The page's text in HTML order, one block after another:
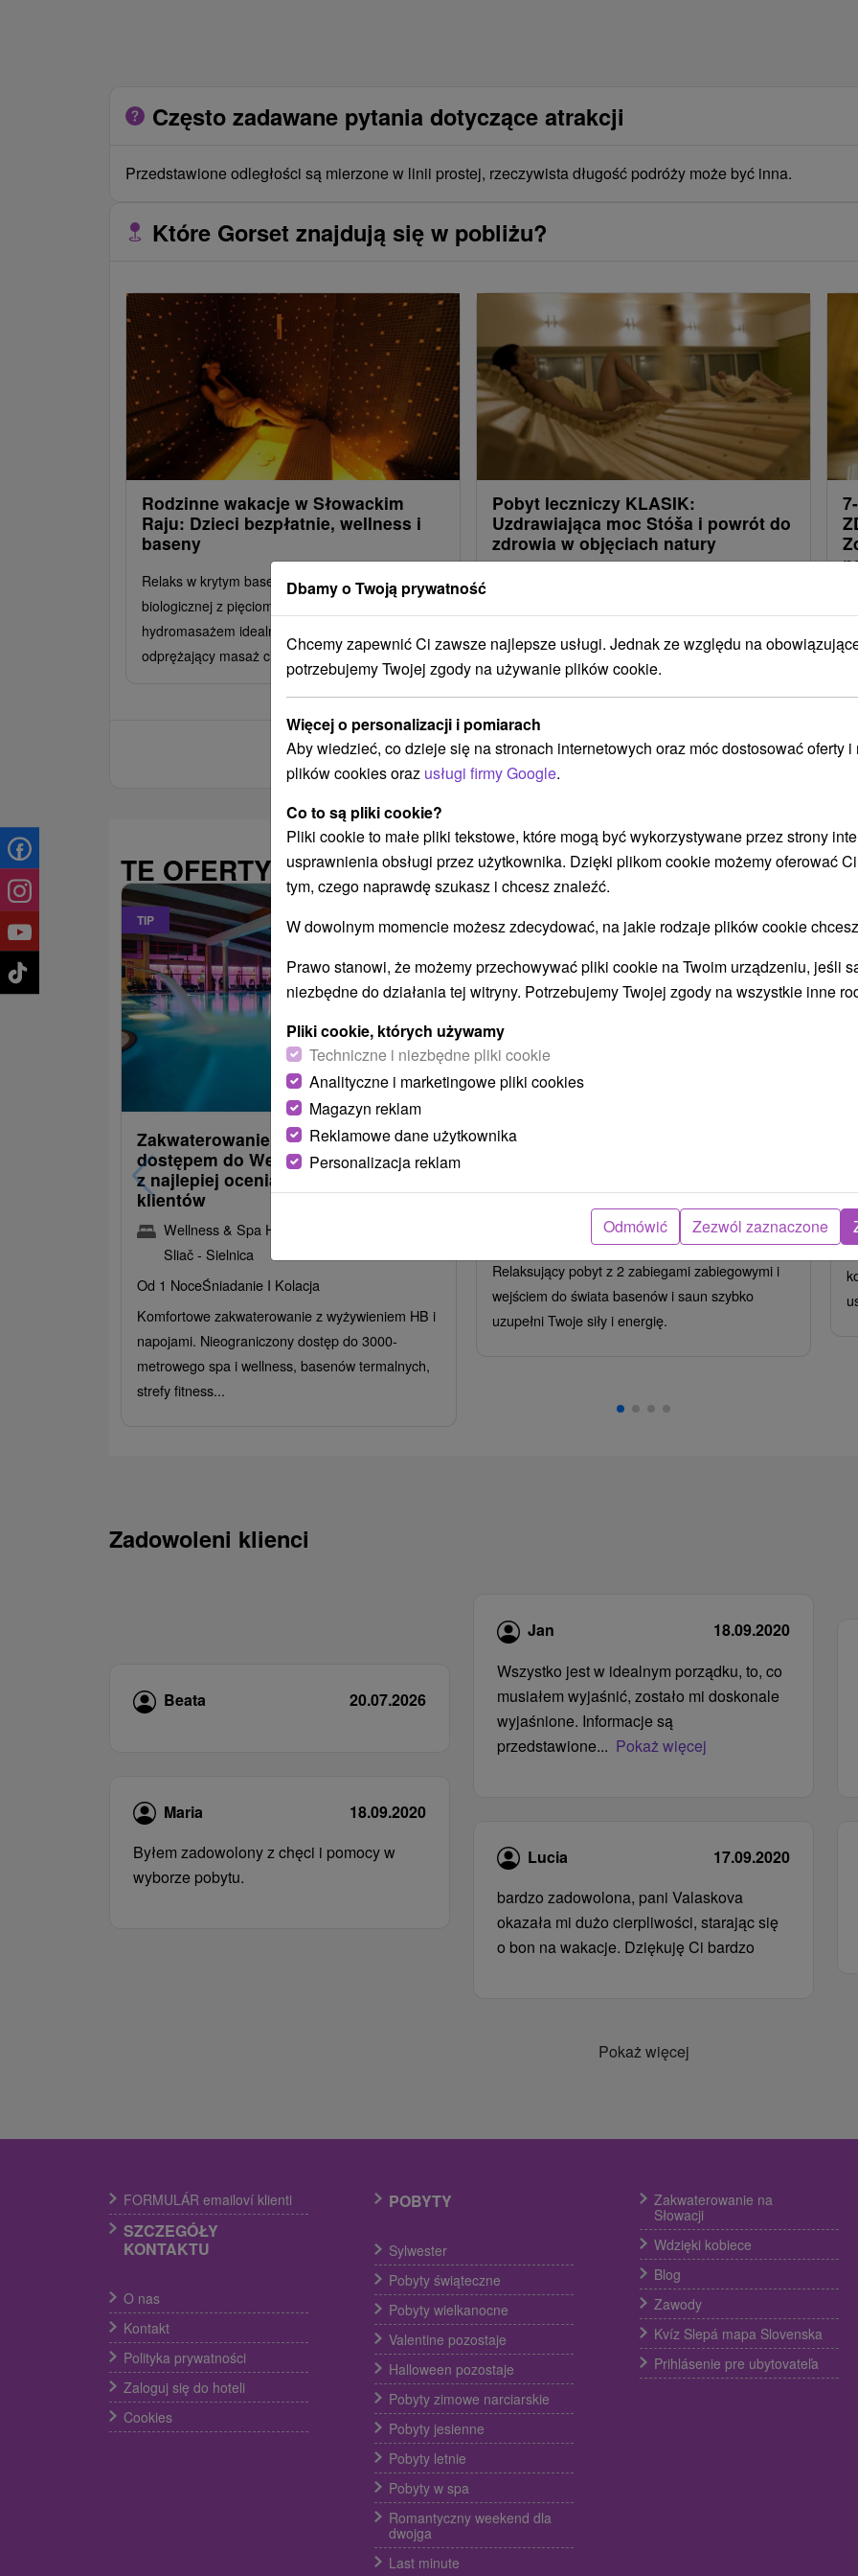
Często zadawane pytania dotyczące atrakcji
Przedstawione odległości są mierzone w linii prostej, rzeczywista długość podróży może być inna.
Które Gorset znajdują się w pobliżu?
Rodzinne wakacje w Słowackim
Raju: Dzieci bezpłatnie, wellness i
baseny
Relaks w krytym basenie i centrum odnowy
biologicznej z pięcioma saunami lub wanną z
hydromasażem idealnie uzupełni przyjemny,
odprężający masaż ciała.
Pobyt leczniczy KLASIK:
Uzdrawiająca moc Stóša i powrót do
zdrowia w objęciach natury
Štós.
Załaduj więcej
TE OFERTY MOGĄ PAŃSTWO BYĆ TAKŻE
TIP
od485,30zł
Zakwaterowanie z obiadokolacją i
dostępem do Wellness i Spa: Jeden
z najlepiej ocenianych hoteli przez
klientów
Wellness & Spa Hotel Kaskady
Sliač - Sielnica
Od 1 NoceŚniadanie I Kolacja
Komfortowe zakwaterowanie z wyżywieniem HB i
napojami. Nieograniczony dostęp do 3000-
metrowego spa i wellness, basenów termalnych,
strefy fitness...
Intensywny pobyt MINI RELAX:
★★★Trenczańskie Teplice
Śniadanie I Kolacja
Relaksujący pobyt z 2 zabiegami zabiegowymi i
wejściem do świata basenów i saun szybko
uzupełni Twoje siły i energię.
Zadowoleni klienci
Beata 20.07.2026
Maria
18.09.2020
Byłem zadowolony z chęci i pomocy w
wyborze pobytu.
Jan
18.09.2020
Wszystko jest w idealnym porządku, to, co
musiałem wyjaśnić, zostało mi doskonale
wyjaśnione. Informacje są
przedstawione... Pokaż więcej
Lucia
17.09.2020
bardzo zadowolona, ​​pani Valaskova
okazała mi dużo cierpliwości, starając się
o bon na wakacje. Dziękuję Ci bardzo
Pokaż więcej
FORMULÁR emailoví klienti
SZCZEGÓŁY
KONTAKTU
O nas
Kontakt
Polityka prywatności
Zaloguj się do hoteli
Cookies
POBYTY
Sylwester
Pobyty świąteczne
Pobyty wielkanocne
Valentine pozostaje
Halloween pozostaje
Pobyty zimowe narciarskie
Pobyty jesienne
Pobyty letnie
Pobyty w spa
Romantyczny weekend dla
dwojga
Last minute
Zakwaterowanie na
Słowacji
Wdzięki kobiece
Blog
Zawody
Kvíz Slepá mapa Slovenska
Prihlásenie pre ubytovateľa
Dbamy o Twoją prywatność
Chcemy zapewnić Ci zawsze najlepsze usługi. Jednak ze względu na
potrzebujemy Twojej zgody na używanie plików cookie.
Więcej o personalizacji i pomiarach
Aby wiedzieć, co dzieje się na stronach internetowych oraz móc dostosować oferty i
plików cookies oraz usługi firmy Google.
Co to są pliki cookie?
Pliki cookie to małe pliki tekstowe, które mogą być wykorzystywane przez strony
usprawnienia obsługi przez użytkownika. Dzięki plikom cookie możemy oferować
tym, czego naprawdę szukasz i chcesz znaleźć.
W dowolnym momencie możesz zdecydować, na jakie rodzaje plików cookie
Prawo stanowi, że możemy przechowywać pliki cookie na Twoim urządzeniu, jeśli
niezbędne do działania tej witryny. Potrzebujemy Twojej zgody na wszystkie inne
Pliki cookie, których używamy
Techniczne i niezbędne pliki cookie
Analityczne i marketingowe pliki cookies
Magazyn reklam
Reklamowe dane użytkownika
Personalizacja reklam
Odmówić Zezwól zaznaczone